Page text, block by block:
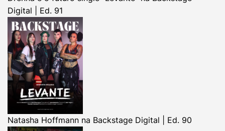
Digital | Ed. 91
Natasha Hoffmann na Backstage Digital | Ed. 90